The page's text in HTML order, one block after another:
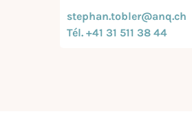
stephan.tobler@anq.ch
Tél. +41 31 511 38 44